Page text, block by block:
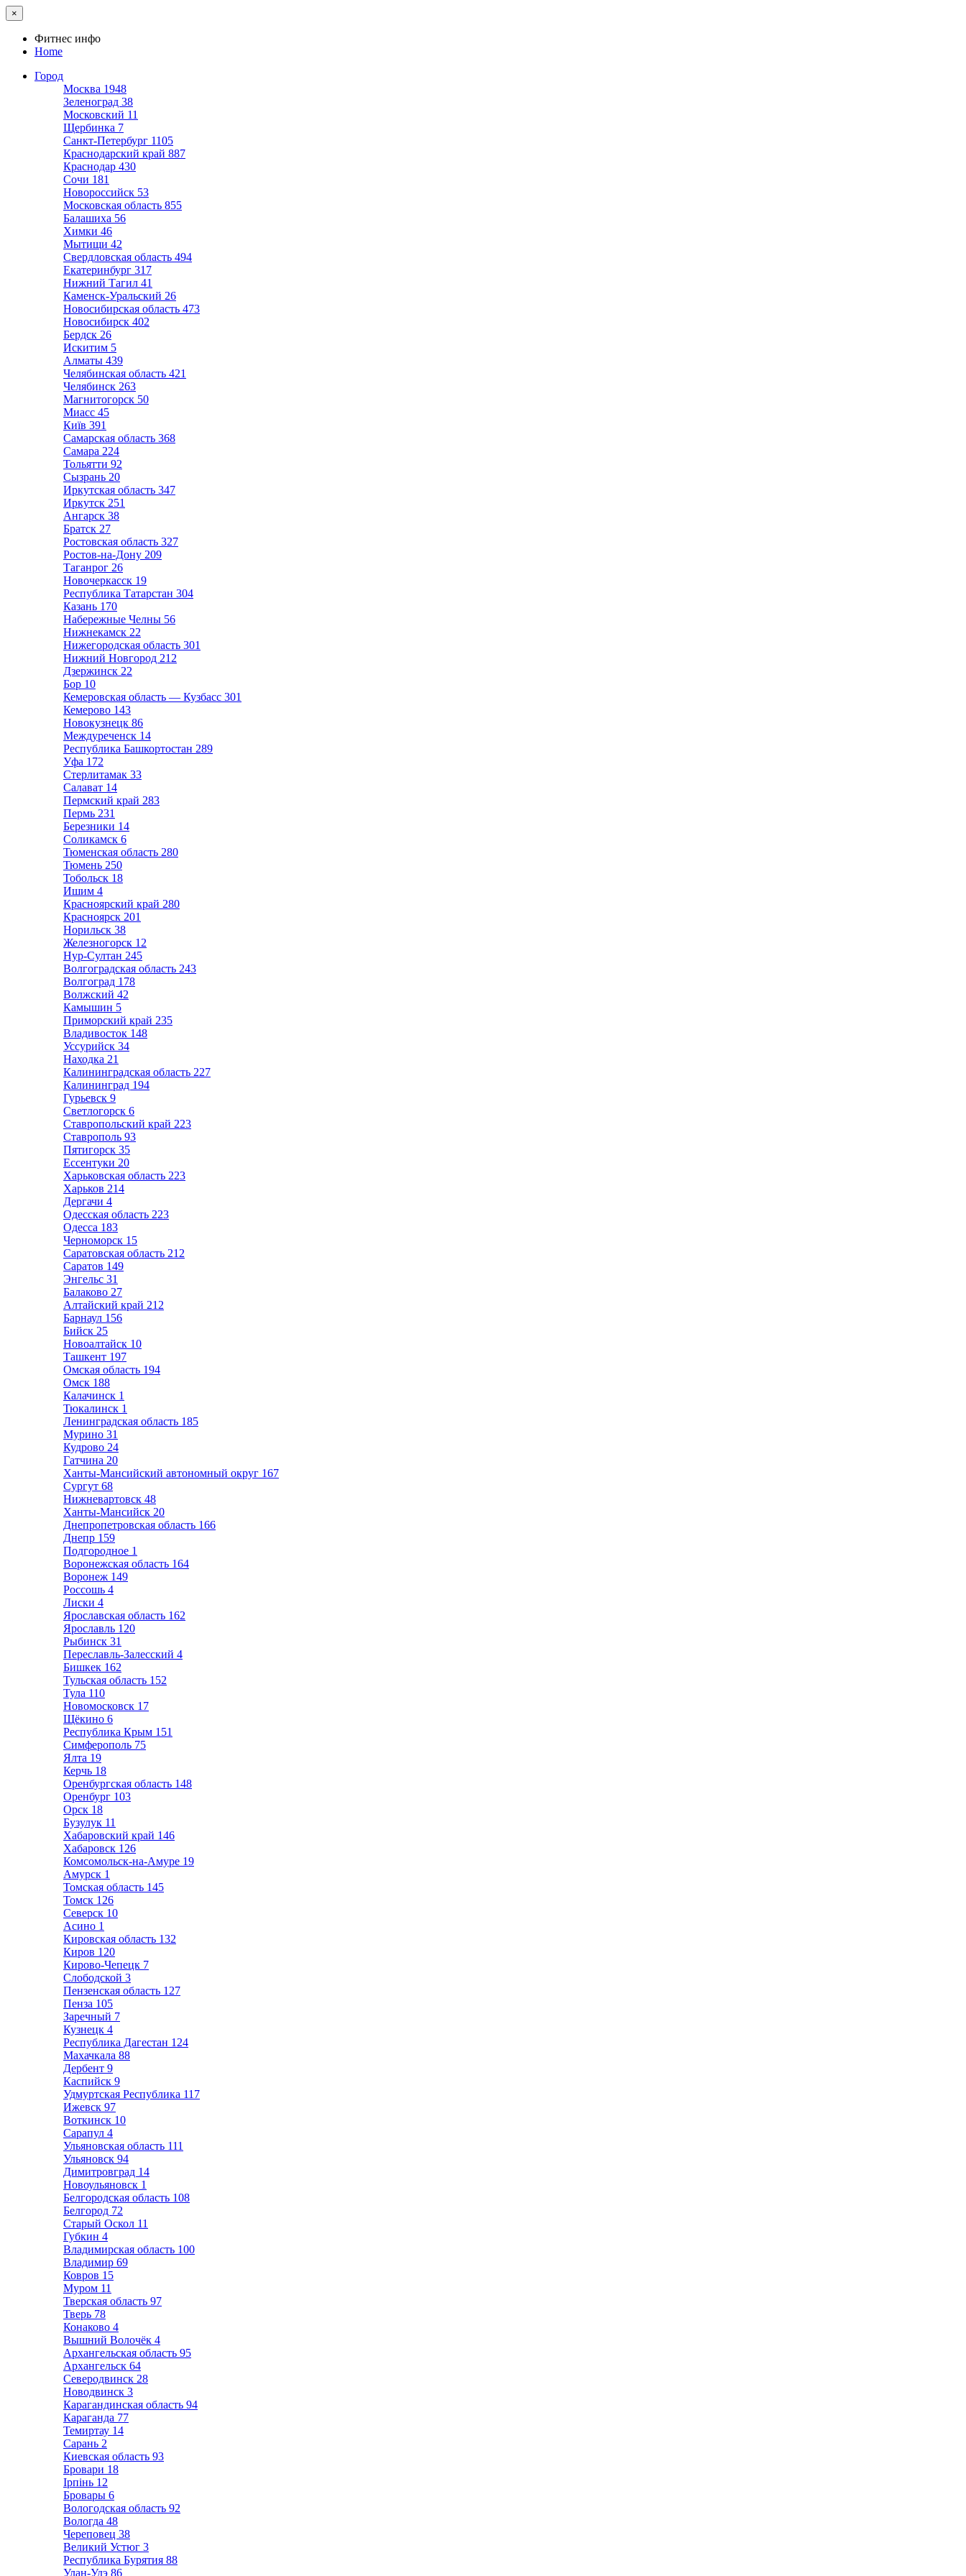
×
Фитнес инфо
Home
Город
Москва 1948
Зеленоград 38
Московский 11
Щербинка 7
Санкт-Петербург 1105
Краснодарский край 887
Краснодар 430
Сочи 181
Новороссийск 53
Московская область 855
Балашиха 56
Химки 46
Мытищи 42
Свердловская область 494
Екатеринбург 317
Нижний Тагил 41
Каменск-Уральский 26
Новосибирская область 473
Новосибирск 402
Бердск 26
Искитим 5
Алматы 439
Челябинская область 421
Челябинск 263
Магнитогорск 50
Миасс 45
Київ 391
Самарская область 368
Самара 224
Тольятти 92
Сызрань 20
Иркутская область 347
Иркутск 251
Ангарск 38
Братск 27
Ростовская область 327
Ростов-на-Дону 209
Таганрог 26
Новочеркасск 19
Республика Татарстан 304
Казань 170
Набережные Челны 56
Нижнекамск 22
Нижегородская область 301
Нижний Новгород 212
Дзержинск 22
Бор 10
Кемеровская область — Кузбасс 301
Кемерово 143
Новокузнецк 86
Междуреченск 14
Республика Башкортостан 289
Уфа 172
Стерлитамак 33
Салават 14
Пермский край 283
Пермь 231
Березники 14
Соликамск 6
Тюменская область 280
Тюмень 250
Тобольск 18
Ишим 4
Красноярский край 280
Красноярск 201
Норильск 38
Железногорск 12
Нур-Султан 245
Волгоградская область 243
Волгоград 178
Волжский 42
Камышин 5
Приморский край 235
Владивосток 148
Уссурийск 34
Находка 21
Калининградская область 227
Калининград 194
Гурьевск 9
Светлогорск 6
Ставропольский край 223
Ставрополь 93
Пятигорск 35
Ессентуки 20
Харьковская область 223
Харьков 214
Дергачи 4
Одесская область 223
Одесса 183
Черноморск 15
Саратовская область 212
Саратов 149
Энгельс 31
Балаково 27
Алтайский край 212
Барнаул 156
Бийск 25
Новоалтайск 10
Ташкент 197
Омская область 194
Омск 188
Калачинск 1
Тюкалинск 1
Ленинградская область 185
Мурино 31
Кудрово 24
Гатчина 20
Ханты-Мансийский автономный округ 167
Сургут 68
Нижневартовск 48
Ханты-Мансийск 20
Днепропетровская область 166
Днепр 159
Подгородное 1
Воронежская область 164
Воронеж 149
Россошь 4
Лиски 4
Ярославская область 162
Ярославль 120
Рыбинск 31
Переславль-Залесский 4
Бишкек 162
Тульская область 152
Тула 110
Новомосковск 17
Щёкино 6
Республика Крым 151
Симферополь 75
Ялта 19
Керчь 18
Оренбургская область 148
Оренбург 103
Орск 18
Бузулук 11
Хабаровский край 146
Хабаровск 126
Комсомольск-на-Амуре 19
Амурск 1
Томская область 145
Томск 126
Северск 10
Асино 1
Кировская область 132
Киров 120
Кирово-Чепецк 7
Слободской 3
Пензенская область 127
Пенза 105
Заречный 7
Кузнецк 4
Республика Дагестан 124
Махачкала 88
Дербент 9
Каспийск 9
Удмуртская Республика 117
Ижевск 97
Воткинск 10
Сарапул 4
Ульяновская область 111
Ульяновск 94
Димитровград 14
Новоульяновск 1
Белгородская область 108
Белгород 72
Старый Оскол 11
Губкин 4
Владимирская область 100
Владимир 69
Ковров 15
Муром 11
Тверская область 97
Тверь 78
Конаково 4
Вышний Волочёк 4
Архангельская область 95
Архангельск 64
Северодвинск 28
Новодвинск 3
Карагандинская область 94
Караганда 77
Темиртау 14
Сарань 2
Киевская область 93
Бровари 18
Ірпінь 12
Бровары 6
Вологодская область 92
Вологда 48
Череповец 38
Великий Устюг 3
Республика Бурятия 88
Улан-Удэ 86